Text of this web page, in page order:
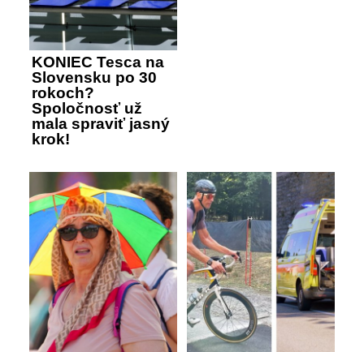
KONIEC Tesca na
Slovensku po 30
rokoch?
Spoločnosť už
mala spraviť jasný
krok!